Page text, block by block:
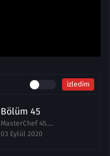
izledim
Bölüm 45
MasterChef 45.Bölüm izle 3 Eylül 2020
03 Eylül 2020